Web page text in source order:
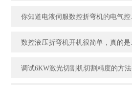
调试6KW激光切割机切割精度的方法